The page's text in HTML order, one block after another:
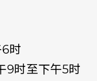
时
9时至下午5时